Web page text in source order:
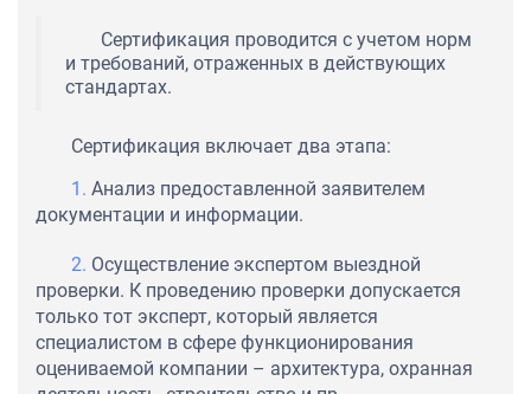
Сертификация проводится с учетом норм
и требований, отраженных в действующих
стандартах.
Сертификация включает два этапа:
Анализ предоставленной заявителем
документации и информации.
Осуществление экспертом выездной
проверки. К проведению проверки допускается
только тот эксперт, который является
специалистом в сфере функционирования
оцениваемой компании – архитектура, охранная